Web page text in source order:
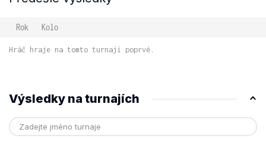
Rok Kolo
Hráč hraje na tomto turnaji poprvé.
Výsledky na turnajích